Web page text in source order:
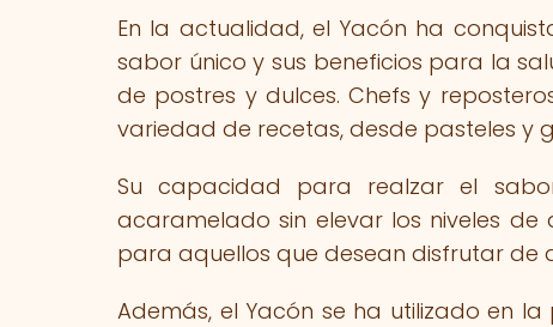
En la actualidad, el Yacón ha
sabor único y sus beneficios para la
de postres y dulces. Chefs y
variedad de recetas, desde pasteles y
Su capacidad para realzar el
acaramelado sin elevar los niveles
para aquellos que desean disfrutar de
Además, el Yacón se ha utilizado en